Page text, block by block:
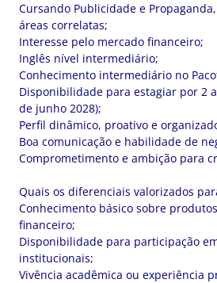
Cursando Publicidade e
áreas correlatas;
Interesse pelo mercado financeiro;
Inglês nível intermediário;
Conhecimento intermediário no
Disponibilidade para estagiar por 2
de junho 2028);
Perfil dinâmico, proativo e
Boa comunicação e habilidade de
Comprometimento e ambição para
Quais os diferenciais valorizados
Conhecimento básico sobre
financeiro;
Disponibilidade para participação
institucionais;
Vivência acadêmica ou experiência